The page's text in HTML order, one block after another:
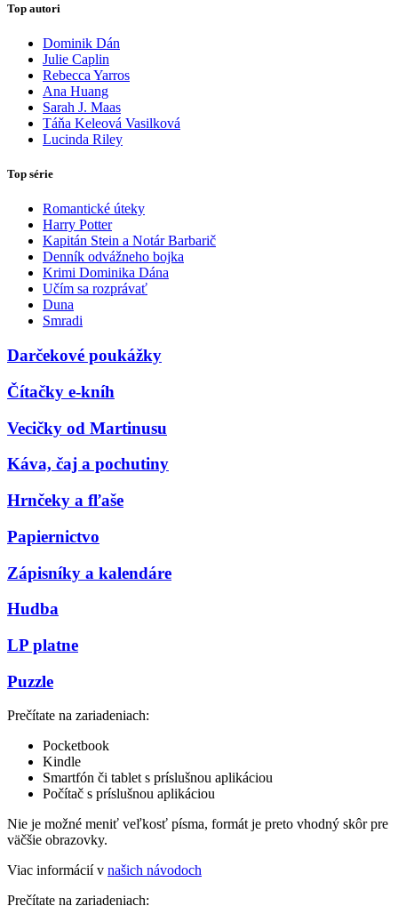
Top autori
Dominik Dán
Julie Caplin
Rebecca Yarros
Ana Huang
Sarah J. Maas
Táňa Keleová Vasilková
Lucinda Riley
Top série
Romantické úteky
Harry Potter
Kapitán Stein a Notár Barbarič
Denník odvážneho bojka
Krimi Dominika Dána
Učím sa rozprávať
Duna
Smradi
Darčekové poukážky
Čítačky e-kníh
Vecičky od Martinusu
Káva, čaj a pochutiny
Hrnčeky a fľaše
Papiernictvo
Zápisníky a kalendáre
Hudba
LP platne
Puzzle
Prečítate na zariadeniach:
Pocketbook
Kindle
Smartfón či tablet s príslušnou aplikáciou
Počítač s príslušnou aplikáciou
Nie je možné meniť veľkosť písma, formát je preto vhodný skôr pre
väčšie obrazovky.
Viac informácií v našich návodoch
Prečítate na zariadeniach: